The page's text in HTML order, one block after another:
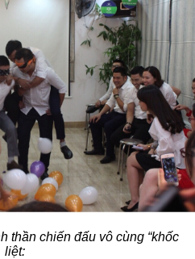
thần chiến đấu vô cùng “khốc
liệt: